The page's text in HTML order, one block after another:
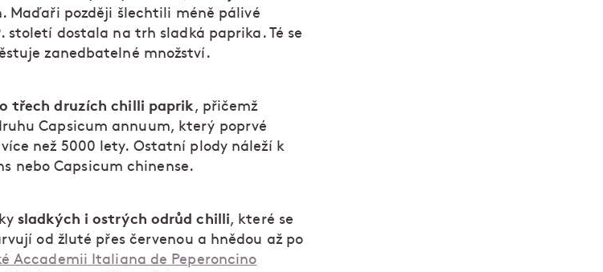
Maďaři později šlechtili méně pálivé
století dostala na trh sladká paprika. Té se
zanedbatelné množství.
o třech druzích chilli paprik, přičemž
Capsicum annuum, který poprvé
než 5000 lety. Ostatní plody náleží k
nebo Capsicum chinense.
sladkých i ostrých odrůd chilli, které se
od žluté přes červenou a hnědou až po
Accademii Italiana de Peperoncino